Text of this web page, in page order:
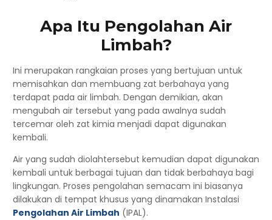
Apa Itu Pengolahan Air
Limbah?
Ini merupakan rangkaian proses yang bertujuan untuk
memisahkan dan membuang zat berbahaya yang
terdapat pada air limbah. Dengan demikian, akan
mengubah air tersebut yang pada awalnya sudah
tercemar oleh zat kimia menjadi dapat digunakan
kembali.
Air yang sudah diolahtersebut kemudian dapat digunakan
kembali untuk berbagai tujuan dan tidak berbahaya bagi
lingkungan. Proses pengolahan semacam ini biasanya
dilakukan di tempat khusus yang dinamakan Instalasi
Pengolahan Air Limbah (IPAL).